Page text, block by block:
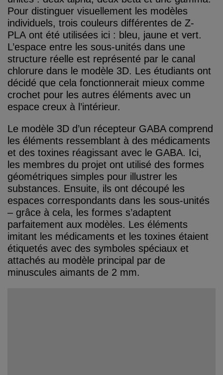
Pour distinguer visuellement les modèles
individuels, trois couleurs différentes de Z-
PLA ont été utilisées ici : bleu, jaune et vert.
L’espace entre les sous-unités dans une
structure réelle est représenté par le canal
chlorure dans le modèle 3D. Les étudiants ont
décidé que cela fonctionnerait mieux comme
crochet pour les autres éléments avec un
espace creux à l’intérieur.
Le modèle 3D d’un récepteur GABA comprend
les éléments ressemblant à des médicaments
et des toxines réagissant avec le GABA. Ici,
les membres du projet ont utilisé des formes
géométriques simples pour illustrer les
substances. Ensuite, ils ont découpé les
espaces correspondants dans les sous-unités
– grâce à cela, les formes s’adaptent
parfaitement aux modèles. Les éléments
imitant les médicaments et les toxines étaient
étiquetés avec des symboles spéciaux et
attachés au modèle principal par de
minuscules aimants de 2 mm.